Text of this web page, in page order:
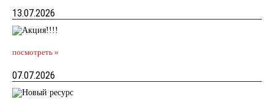
13.07.2026
посмотреть »
07.07.2026